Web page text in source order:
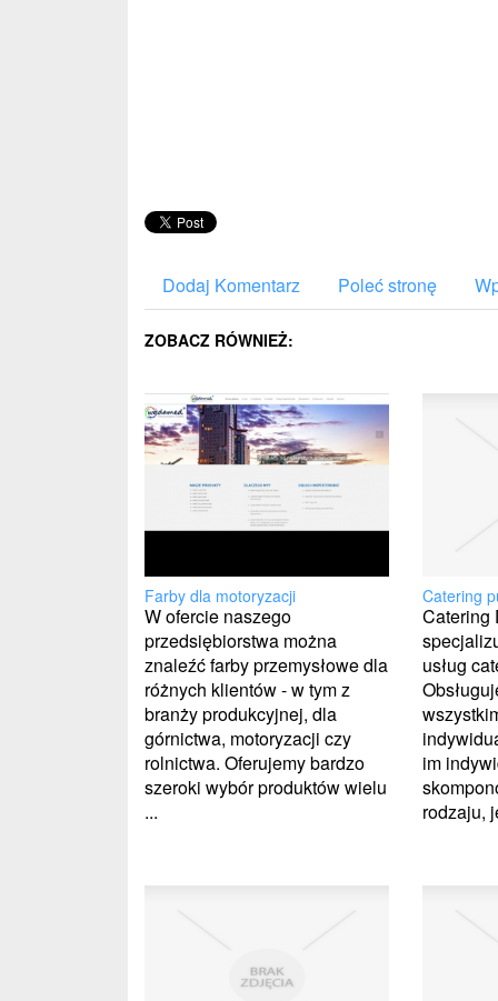
Dodaj Komentarz Poleć stronę
ZOBACZ RÓWNIEŻ:
Farby dla motoryzacji
W ofercie naszego
przedsiębiorstwa można
znaleźć farby przemysłowe dla
różnych klientów - w tym z
branży produkcyjnej, dla
górnictwa, motoryzacji czy
rolnictwa. Oferujemy bardzo
szeroki wybór produktów wielu
...
Catering
Catering
usług
im
rodzaju,